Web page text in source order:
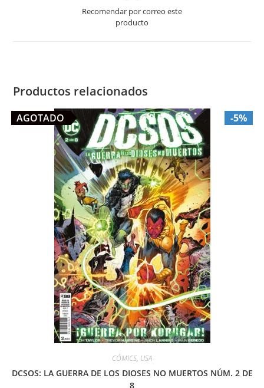
new
Recomendar por correo este
producto
Productos relacionados
-5%
AGOTADO
CÓMICS, USA
DCSOS: LA GUERRA DE LOS DIOSES NO MUERTOS NÚM. 2 DE
8